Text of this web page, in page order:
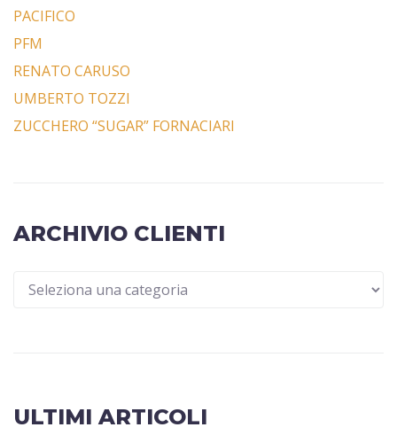
PACIFICO
PFM
RENATO CARUSO
UMBERTO TOZZI
ZUCCHERO “SUGAR” FORNACIARI
ARCHIVIO CLIENTI
ULTIMI ARTICOLI